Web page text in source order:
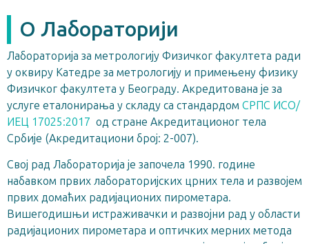
О Лабораторији
Лабораторија за метрологију Физичког факултета ради
у оквиру Катедре за метрологију и примењену физику
Физичког факултета у Београду. Акредитована је за
услуге еталонирања у складу са стандардом СРПС ИСО/
ИЕЦ 17025:2017 од стране Акредитационог тела
Србије (Акредитациони број: 2-007).
Свој рад Лабораторија је започела 1990. године
набавком првих лабораторијских црних тела и развојем
првих домаћих радијационих пирометара.
Вишегодишњи истраживачки и развојни рад у области
радијационих пирометара и оптичких мерних метода